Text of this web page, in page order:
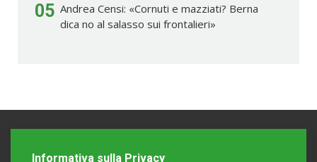
05 Andrea Censi: «Cornuti e mazziati? Berna
dica no al salasso sui frontalieri»
Informativa sulla Privacy